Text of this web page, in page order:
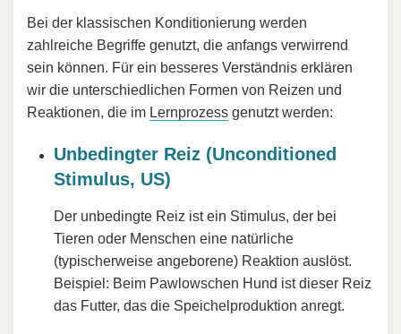
Bei der klassischen Konditionierung werden
zahlreiche Begriffe genutzt, die anfangs verwirrend
sein können. Für ein besseres Verständnis erklären
wir die unterschiedlichen Formen von Reizen und
Reaktionen, die im Lernprozess genutzt werden:
Unbedingter Reiz (Unconditioned
Stimulus, US)
Der unbedingte Reiz ist ein Stimulus, der bei
Tieren oder Menschen eine natürliche
(typischerweise angeborene) Reaktion auslöst.
Beispiel: Beim Pawlowschen Hund ist dieser Reiz
das Futter, das die Speichelproduktion anregt.